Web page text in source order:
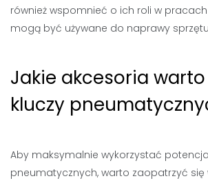
również wspomnieć o ich roli w
mogą być używane do naprawy
Jakie akcesoria
kluczy
Aby maksymalnie wykorzystać
pneumatycznych, warto zaopatrzyć